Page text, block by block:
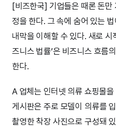
[비즈한국] 기업들은 때론 돈만
정을 한다. 그 속에 숨어 있는
내막을 이해할 수 있다. 새로 시
즈니스 법률’은 비즈니스 흐름
한다.
A 업체는 인터넷 의류 쇼핑몰
게시판은 주로 모델이 의류를
촬영한 착장 사진으로 구성돼